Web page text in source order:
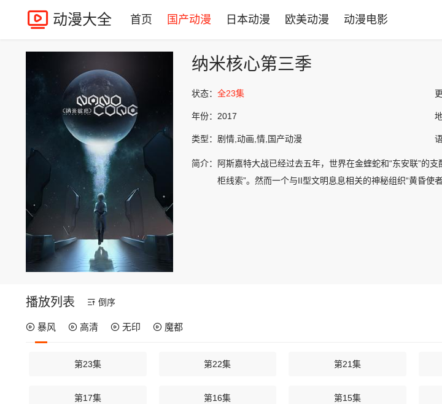
动漫大全 首页 国产动漫 日本动漫 欧美动漫 动漫电影
纳米核心第三季
状态： 全23集
年份： 2017
类型： 剧情,动画,情,国产动漫
简介：
阿斯嘉特大战已经过去五年，世界在金蝰蛇和“东安联”的
柜线索”。然而一个与II型文明息息相关的神秘组织“黄昏使
播放列表 倒序
暴风 高清 无印 魔都
第23集 第22集 第21集
第17集 第16集 第15集